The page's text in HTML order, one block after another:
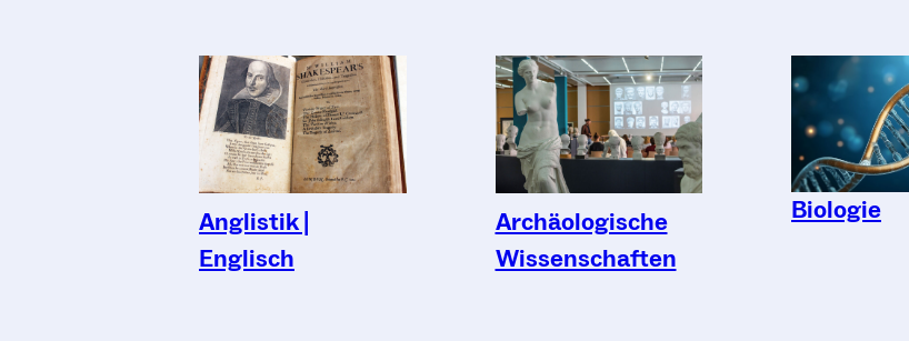
Anglistik |
Englisch
Archäologische
Wissenschaften
Biologie